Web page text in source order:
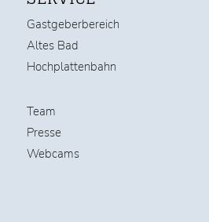
Gastgeberbereich
Altes Bad
Hochplattenbahn
Team
Presse
Webcams